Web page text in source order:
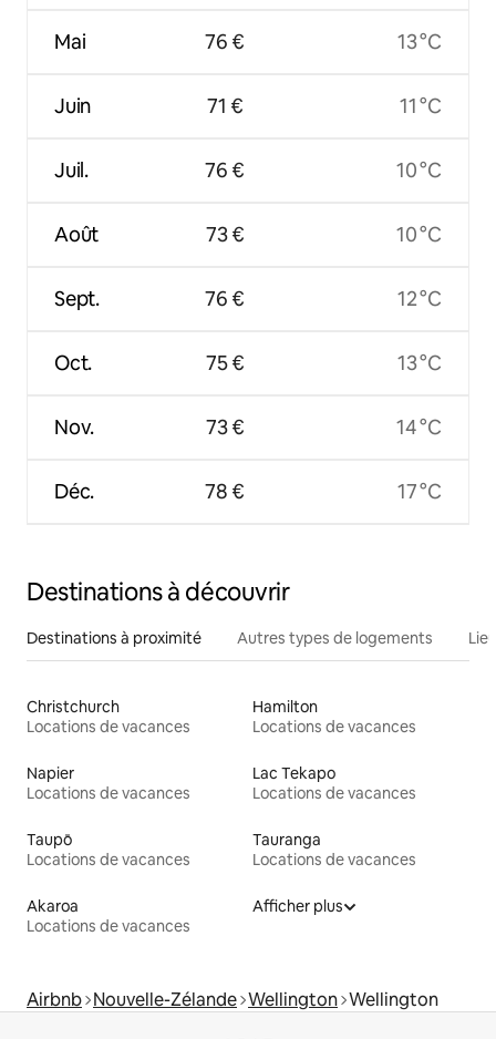
Mai
Juin
Juil.
Août
Sept.
Oct.
Nov.
Déc.
76 €
71 €
76 €
73 €
76 €
75 €
73 €
78 €
13 °C
11 °C
10 °C
10 °C
12 °C
13 °C
14 °C
17 °C
Destinations à découvrir
Destinations à proximité Autres types de logements
Christchurch
Locations de vacances
Hamilton
Locations de vacances
Napier
Locations de vacances
Lac Tekapo
Locations de vacances
Taupō
Locations de vacances
Tauranga
Locations de vacances
Akaroa
Locations de vacances
Afficher plus
Airbnb Nouvelle-Zélande Wellington Wellington